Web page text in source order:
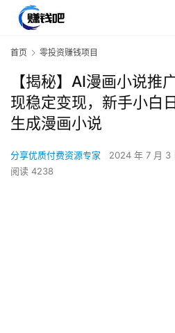
首页 零投资赚钱项目
【揭秘】AI漫画小说推
现稳定变现，新手小白
生成漫画小说
分享优质付费资源专家 2024 年 7 月 3
阅读 4238